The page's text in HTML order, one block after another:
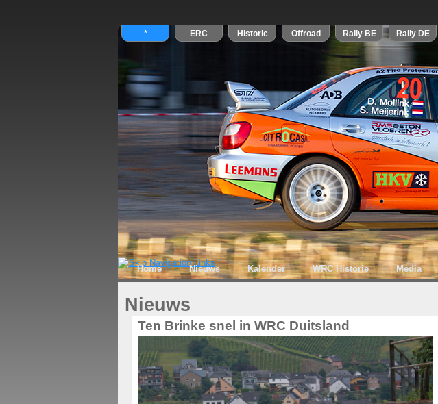
Home Nieuws Kalender WRC Historie Media
Nieuws
Ten Brinke snel in WRC Duitsland